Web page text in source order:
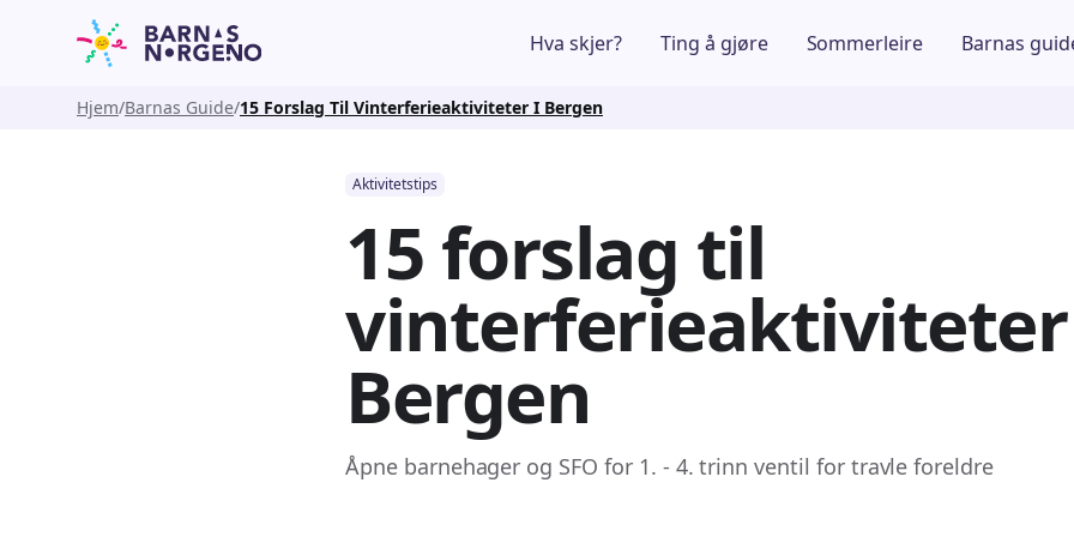
Hva skjer? Ting å gjøre Sommerleire Barnas
Hjem Barnas Guide 15 Forslag Til Vinterferieaktiviteter I Bergen
Aktivitetstips
15 forslag til
Bergen
Åpne barnehager og SFO for 1. - 4. trinn ventil for travle foreldre